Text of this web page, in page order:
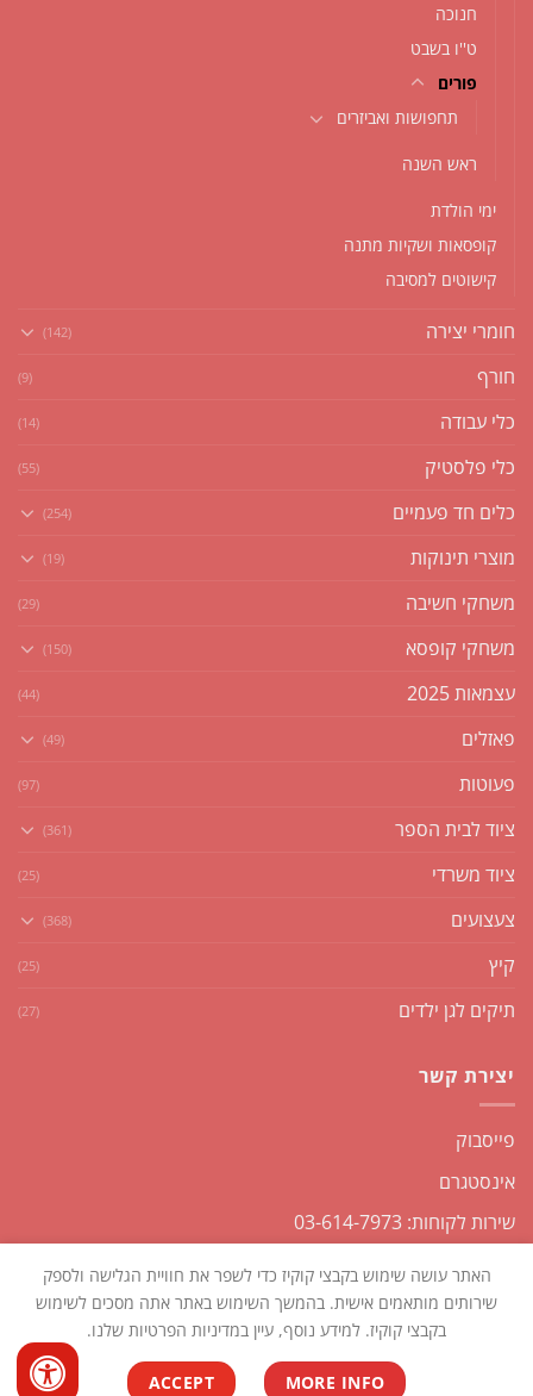
חנוכה
ט''ו בשבט
פורים
תחפושות ואביזרים
ראש השנה
ימי הולדת
קופסאות ושקיות מתנה
קישוטים למסיבה
חומרי יצירה (142)
חורף (9)
כלי עבודה (14)
כלי פלסטיק (55)
כלים חד פעמיים (254)
מוצרי תינוקות (19)
משחקי חשיבה (29)
משחקי קופסא (150)
עצמאות 2025 (44)
פאזלים (49)
פעוטות (97)
ציוד לבית הספר (361)
ציוד משרדי (25)
צעצועים (368)
קיץ (25)
תיקים לגן ילדים (27)
יצירת קשר
פייסבוק
אינסטגרם
שירות לקוחות: 03-614-7973
כל הזכויות שמורות2026 © שקליקו| נבנה ומנוהל על ידי
WEmanage -
ניהול אתרים
האתר עושה שימוש בקבצי קוקיז כדי לשפר את חוויית הגלישה ולספק
שירותים מותאמים אישית. בהמשך השימוש באתר אתה מסכים לשימוש
בקבצי קוקיז. למידע נוסף, עיין במדיניות הפרטיות שלנו.
MORE INFO
ACCEPT